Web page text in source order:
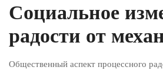
Социальное
радости от
Общественный аспект процессного